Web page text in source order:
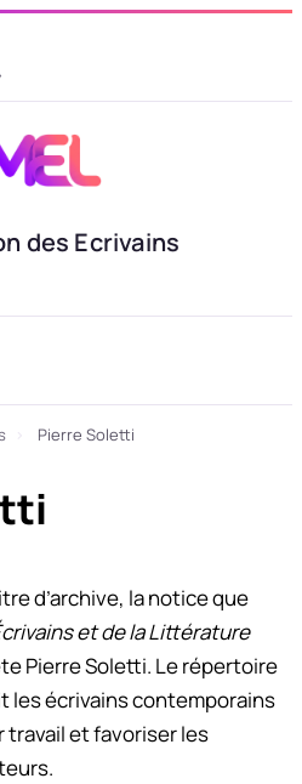
des Ecrivains
Pierre Soletti
d’archive, la notice que
et de la Littérature
Pierre Soletti. Le répertoire
les écrivains contemporains
travail et favoriser les